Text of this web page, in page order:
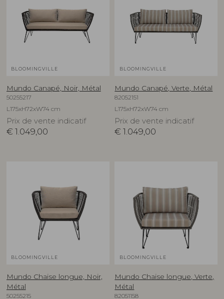
BLOOMINGVILLE
Mundo Canapé, Noir, Métal
50255217
L175xH72xW74 cm
Prix de vente indicatif
€ 1.049,00
BLOOMINGVILLE
Mundo Canapé, Verte, Métal
82052151
L175xH72xW74 cm
Prix de vente indicatif
€ 1.049,00
BLOOMINGVILLE
Mundo Chaise longue, Noir,
Métal
50255215
BLOOMINGVILLE
Mundo Chaise longue, Verte,
Métal
82051158